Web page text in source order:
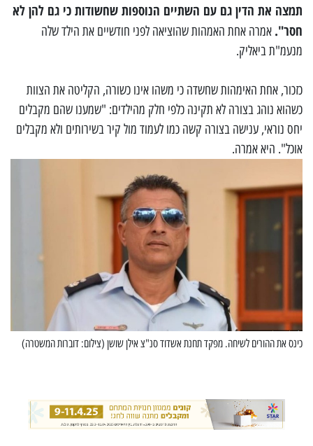
תמצה את הדין גם עם השתיים הנוספות שחשודות כי גם להן לא
חסר". אמרה אחת האמהות שהוציאה לפני חודשיים את הילד שלה
מנעמ"ת ביאליק.
כזכור, אחת האימהות שחשדה כי משהו אינו כשורה, הקליטה את הצוות
כשהוא נוהג בצורה לא תקינה כלפי חלק מהילדים: "שמענו שהם מקבלים
יחס נוראי, ענישה בצורה קשה כמו לעמוד מול קיר בשירותים ולא מקבלים
אוכל". היא אמרה.
כינס את ההורים לשיחה. מפקד תחנת אשדוד סנ"צ אילן שושן (צילום: דוברות המשטרה)